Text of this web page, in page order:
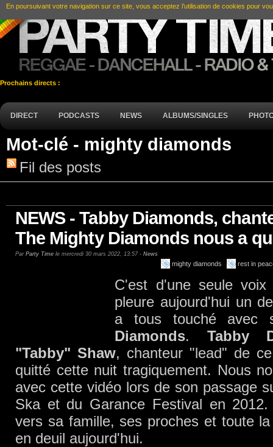
Prochains directs :
DIRECT PODCASTS NEWS ALBUMS/SINGLES
Mot-clé - mighty diamonds
Fil des posts
NEWS - Tabby Diamonds,
The Mighty Diamonds nous a
Par Party Time le mercredi 30 mars 2022, 13:57 - News
mighty diamonds rest in
C'est d'une seule
pleure aujourd'hui un
a tous touché avec
Diamonds. Tabby
"Tabby" Shaw, chanteur "lead" de
quitté cette nuit tragiquement. Nous
avec cette vidéo lors de son passage
Ska et du Garance Festival en
vers sa famille, ses proches et toute
en deuil aujourd'hui.
En poursuivant votre navigation sur ce site, vous acceptez l’utilisation de cookies pour